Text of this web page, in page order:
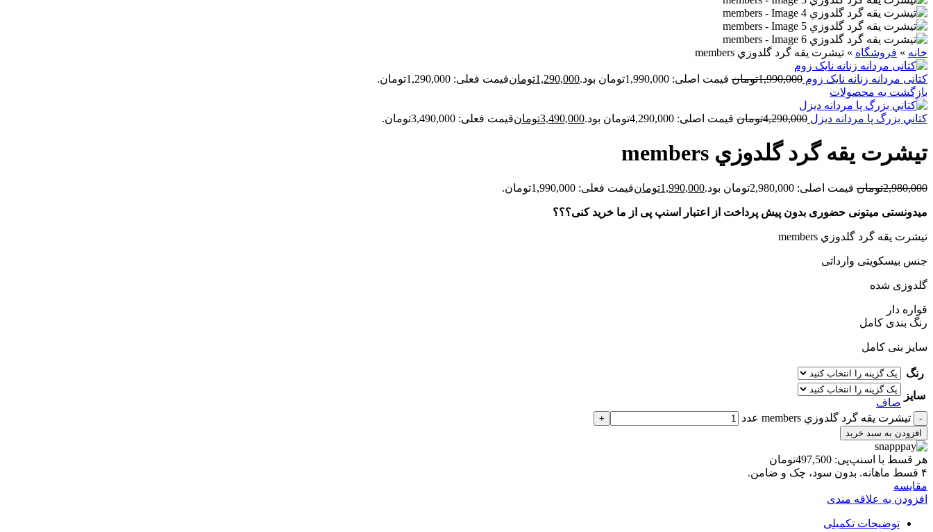
خانه » فروشگاه » تيشرت يقه گرد گلدوزي members
کتانی مردانه زنانه نایک زوم 1,990,000تومان قیمت اصلی: 1,990,000تومان بود. 1,290,000تومانقیمت فعلی: 1,290,000تومان.
بازگشت به محصولات
کتاني بزرگ پا مردانه ديزل 4,290,000تومان قیمت اصلی: 4,290,000تومان بود. 3,490,000تومانقیمت فعلی: 3,490,000تومان.
تيشرت يقه گرد گلدوزي members
2,980,000تومان قیمت اصلی: 2,980,000تومان بود. 1,990,000تومانقیمت فعلی: 1,990,000تومان.
میدونستی میتونی حضوری بدون پیش پرداخت از اعتبار اسنپ پی از ما خرید کنی؟؟؟
تيشرت يقه گرد گلدوزي members
جنس بیسکویتی وارداتی
گلدوزی شده
قواره دار
رنگ بندی کامل
سایز بنی کامل
رنگ
سایز
صاف
تيشرت يقه گرد گلدوزي members عدد
افزودن به سبد خرید
هر قسط با اسنپ‌پی: 497,500تومان
۴ قسط ماهانه. بدون سود، چک و ضامن.
مقايسه
افزودن به علاقه مندی
توضیحات تکمیلی